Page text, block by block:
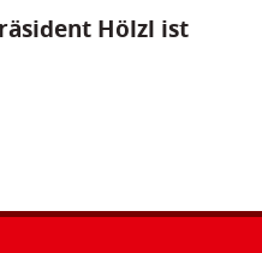
Hölzl ist